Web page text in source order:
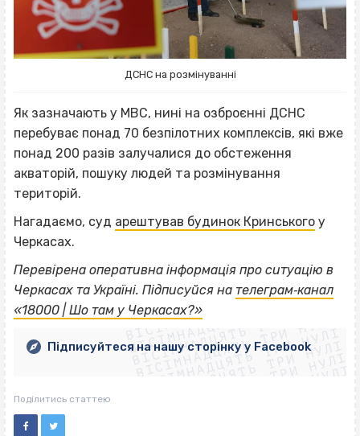
ДСНС на розмінуванні
Як зазначають у МВС, нині на озброєнні ДСНС
перебуває понад 70 безпілотних комплексів, які вже
понад 200 разів залучалися до обстеження
акваторій, пошуку людей та розмінування
територій.
Нагадаємо, суд арештував будинок Кринського у
Черкасах.
Перевірена оперативна інформація про ситуацію в
Черкасах та Україні. Підписуйся на телеграм‐канал
«18000 | Шо там у Черкасах?»ВІСІМНАДЦЯТЬ ТРИ НУЛІ
ВІСІМНАДЦЯТЬ ТРИ НУЛІ
ВІСІМНАДЦЯТЬ ТРИ НУЛІ
ВІСІМНАДЦЯТЬ ТРИ НУЛІ
ВІСІМНАДЦЯТЬ ТРИ НУЛІ
ВІСІМНАДЦЯТЬ ТРИ НУЛІ
ВІСІМНАДЦЯТЬ ТРИ НУЛІ
ВІСІМНАДЦЯТЬ ТРИ НУЛІ
Підписуйтеся на нашу сторінку у Facebook
Поділитись статтею